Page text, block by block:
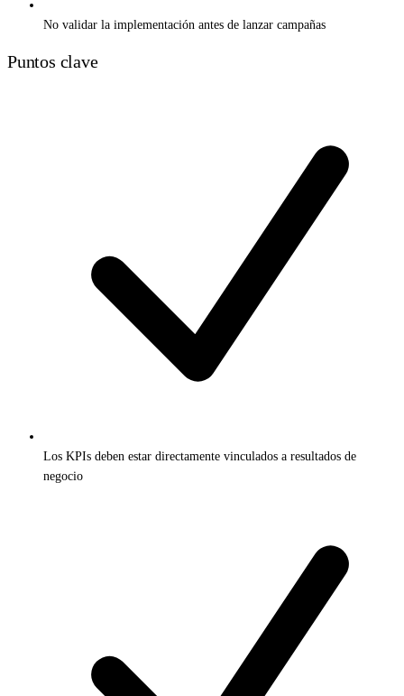
No validar la implementación antes de lanzar campañas
Puntos clave
Los KPIs deben estar directamente vinculados a resultados de
negocio